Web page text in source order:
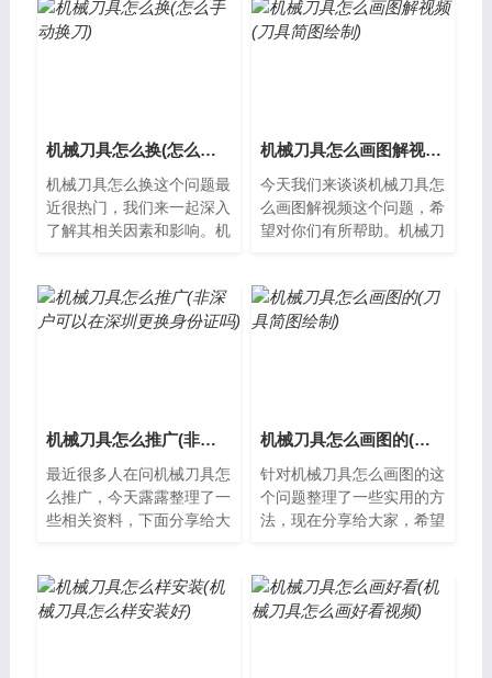
的领域，机...
好准备工作...
机械刀具怎么换(怎么手动换刀)
机械刀具怎么换这个问题最
近很热门，我们来一起深入
了解其相关因素和影响。机
在使用过程...
机械刀具怎么画图解视频(刀具简图绘制)
今天我们来谈谈机械刀具怎
么画图解视频这个问题，希
望对你们有所帮助。机械刀
的作用，因...
机械刀具怎么推广(非深户可以在深圳更换身份证吗)
最近很多人在问机械刀具怎
么推广，今天露露整理了一
些相关资料，下面分享给大
制造业中不...
机械刀具怎么画图的(刀具简图绘制)
针对机械刀具怎么画图的这
个问题整理了一些实用的方
法，现在分享给大家，希望
于加工和修...